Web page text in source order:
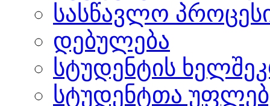
სასწავლო
დებულება
სტუდენტის
სტუდენტთა